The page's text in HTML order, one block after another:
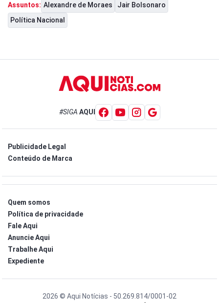
Assuntos: Alexandre de Moraes
Jair Bolsonaro
Política Nacional
#SIGA AQUI
Publicidade Legal
Conteúdo de Marca
Quem somos
Política de privacidade
Fale Aqui
Anuncie Aqui
Trabalhe Aqui
Expediente
2026 © Aqui Notícias - 50.269.814/0001-02